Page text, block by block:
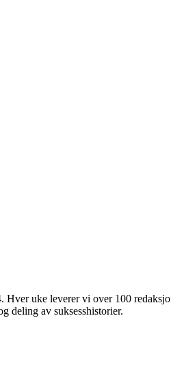
uke leverer vi over 100
deling av suksesshistorier.